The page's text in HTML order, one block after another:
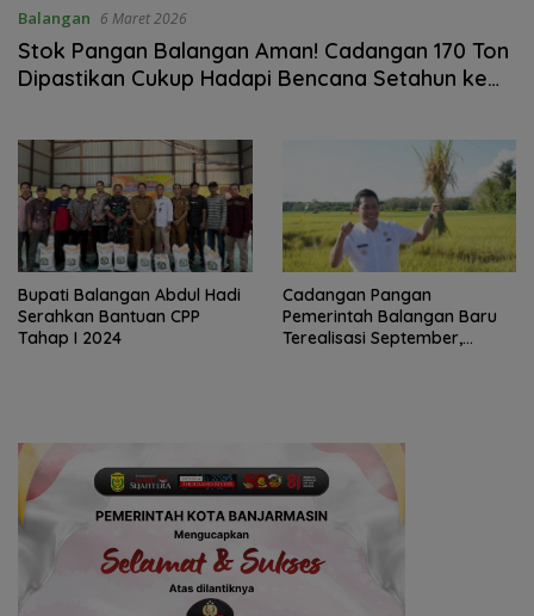
Balangan 6 Maret 2026
Stok Pangan Balangan Aman! Cadangan 170 Ton
Dipastikan Cukup Hadapi Bencana Setahun ke
Bupati Balangan Abdul Hadi
Serahkan Bantuan CPP
Tahap I 2024
Cadangan Pangan
Pemerintah Balangan Baru
Terealisasi September,